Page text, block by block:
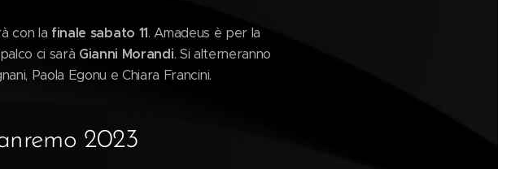
con la finale sabato 11. Amadeus è per la
ci sarà Gianni Morandi. Si alterneranno
Paola Egonu e Chiara Francini.
2023